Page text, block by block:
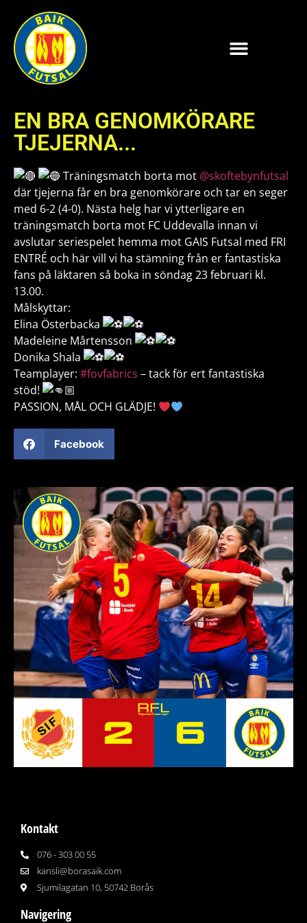
EN BRA GENOMKÖRARE
TJEJERNA...
Träningsmatch borta mot @skoftebynfutsal
där tjejerna får en bra genomkörare och tar en seger
med 6-2 (4-0). Nästa helg har vi ytterligare en
träningsmatch borta mot FC Uddevalla innan vi
avslutar seriespelet hemma mot GAIS Futsal med FRI
ENTRÉ och här vill vi ha stämning från er fantastiska
fans på läktaren så boka in söndag 23 februari kl.
13.00.
Målskyttar:
Elina Österbacka️️
Madeleine Mårtensson ️️️️
Donika Shala
Teamplayer: #fovfabrics – tack för ert fantastiska
stöd!
PASSION, MÅL OCH GLÄDJE!
Facebook
Kontakt
076 - 303 00 55
kansli@borasaik.com
Sjumilagatan 10, 50742 Borås
Navigering